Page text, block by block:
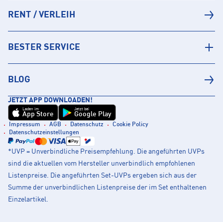
RENT / VERLEIH
BESTER SERVICE
BLOG
JETZT APP DOWNLOADEN!
Laden im
App Store
Jetzt bei
Google Play
Impressum AGB Datenschutz
Cookie Policy
Datenschutzeinstellungen
*UVP = Unverbindliche Preisempfehlung. Die angeführten UVPs
sind die aktuellen vom Hersteller unverbindlich empfohlenen
Listenpreise. Die angeführten Set-UVPs ergeben sich aus der
Summe der unverbindlichen Listenpreise der im Set enthaltenen
Einzelartikel.